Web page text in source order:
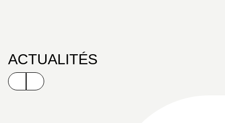
ACTUALITÉS